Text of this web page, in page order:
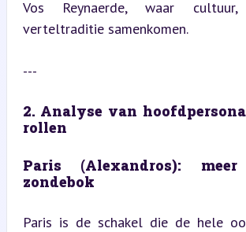
Vos Reynaerde, waar
verteltraditie samenkomen.
---
2. Analyse van
rollen
Paris (Alexandros):
zondebok
Paris is de schakel die de hele